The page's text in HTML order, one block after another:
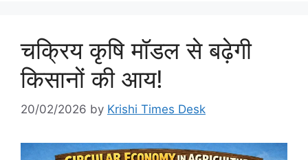
चक्रिय कृषि मॉडल से बढ़ेगी
किसानों की आय!
20/02/2026 by Krishi Times Desk